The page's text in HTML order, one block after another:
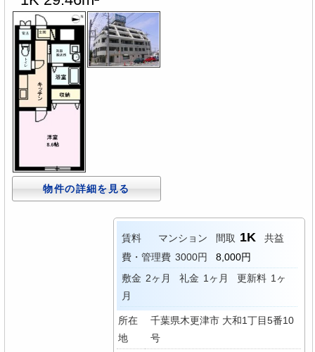
物件の詳細を見る
賃料 マンション 間取 1K
共益
費・管理費 3000円
8,000円
敷金 2ヶ月 礼金 1ヶ月 更新料 1ヶ
月
所在
地
千葉県木更津市 大和1丁目5番10
号